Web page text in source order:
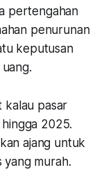
pertengahan
penurunan
keputusan
kalau pasar
2025.
ajang untuk
yang murah.